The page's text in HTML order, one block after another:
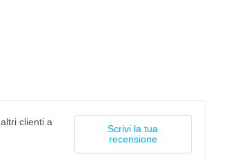
clienti a
Scrivi la tua
recensione